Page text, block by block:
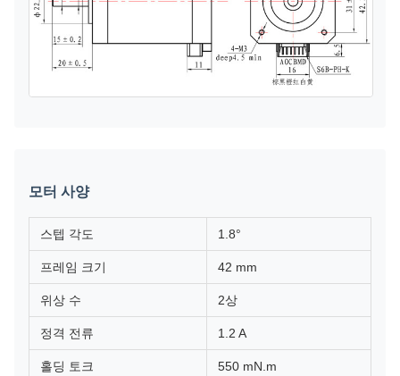
모터 사양
스텝 각도 1.8°
프레임 크기 42 mm
위상 수 2상
정격 전류 1.2 A
홀딩 토크 550 mN.m